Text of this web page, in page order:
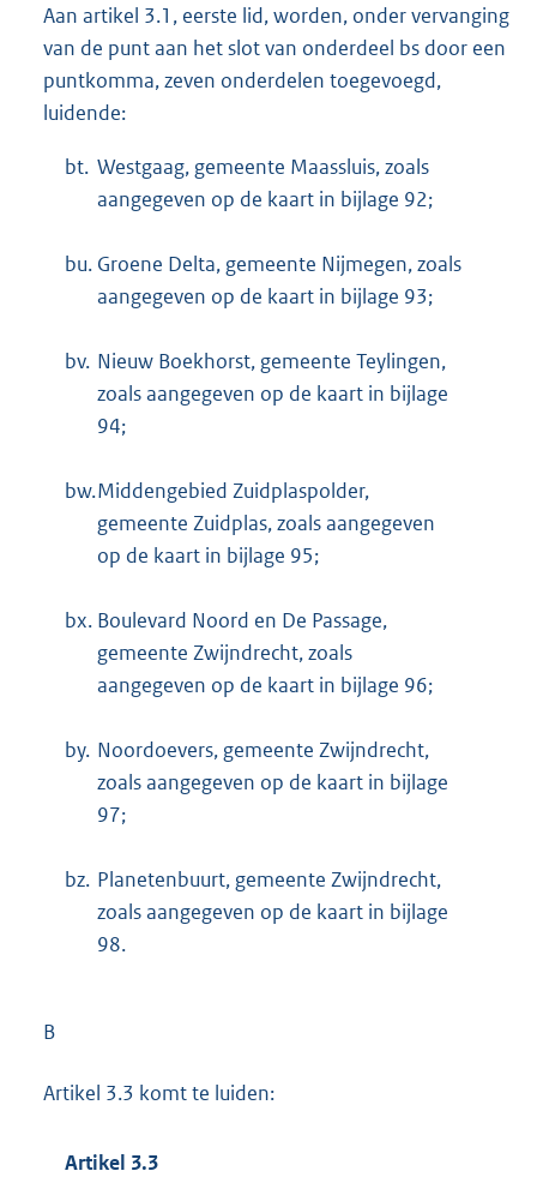
Aan artikel 3.1, eerste lid, worden, onder vervanging
van de punt aan het slot van onderdeel bs door een
puntkomma, zeven onderdelen toegevoegd,
luidende:
bt. Westgaag, gemeente Maassluis, zoals
aangegeven op de kaart in bijlage 92;
bu. Groene Delta, gemeente Nijmegen, zoals
aangegeven op de kaart in bijlage 93;
bv. Nieuw Boekhorst, gemeente Teylingen,
zoals aangegeven op de kaart in bijlage
94;
bw.Middengebied Zuidplaspolder,
gemeente Zuidplas, zoals aangegeven
op de kaart in bijlage 95;
bx. Boulevard Noord en De Passage,
gemeente Zwijndrecht, zoals
aangegeven op de kaart in bijlage 96;
by. Noordoevers, gemeente Zwijndrecht,
zoals aangegeven op de kaart in bijlage
97;
bz. Planetenbuurt, gemeente Zwijndrecht,
zoals aangegeven op de kaart in bijlage
98.
B
Artikel 3.3 komt te luiden:
Artikel 3.3